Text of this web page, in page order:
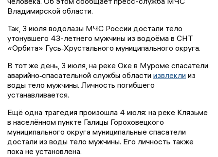
Владимирской области.
Так, 3 июля водолазы МЧС России достали тело
утонувшего 43-летнего мужчины из водоёма в СНТ
«Орбита» Гусь‑Хрустального муниципального округа.
В тот же день, 3 июля, на реке Оке в Муроме спасатели
аварийно‑спасательной службы области извлекли из
воды тело мужчины. Личность погибшего
устанавливается.
Ещё одна трагедия произошла 4 июля: на реке Клязьме
в населённом пункте Галицы Гороховецкого
муниципального округа муниципальные спасатели
достали из воды тело мужчины. Его личность также
пока не установлена.